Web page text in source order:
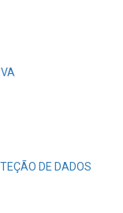
DE DADOS